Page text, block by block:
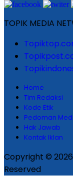
TOPIK MEDIA
Home
Tim Redaksi
Kode Etik
Pedoman
Hak Jawab
Kontak Iklan
Copyright © 2026
Reserved